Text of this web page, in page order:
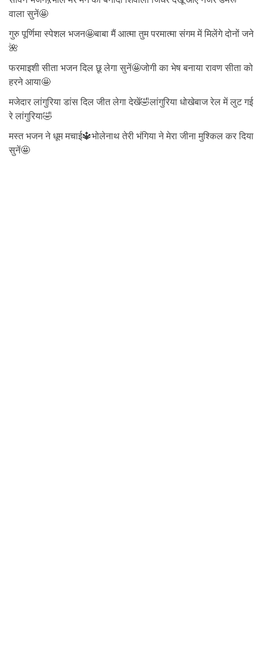
वाला सुनें🤩
गुरु पूर्णिमा स्पेशल भजन🤩बाबा मैं आत्मा तुम परमात्मा संगम में मिलेंगे दोनों जने
🌺
फरमाइशी सीता भजन दिल छू लेगा सुनें🤩जोगी का भेष बनाया रावण सीता को
हरने आया🤩
मजेदार लांगुरिया डांस दिल जीत लेगा देखें🤣लांगुरिया धोखेबाज रेल में लुट गई
रे लांगुरिया🤣
मस्त भजन ने धूम मचाई🔱भोलेनाथ तेरी भंगिया ने मेरा जीना मुश्किल कर दिया
सुनें🤩